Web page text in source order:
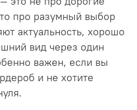
про разумный выбор
актуальность, хорошо
вид через один
важен, если вы
и не хотите